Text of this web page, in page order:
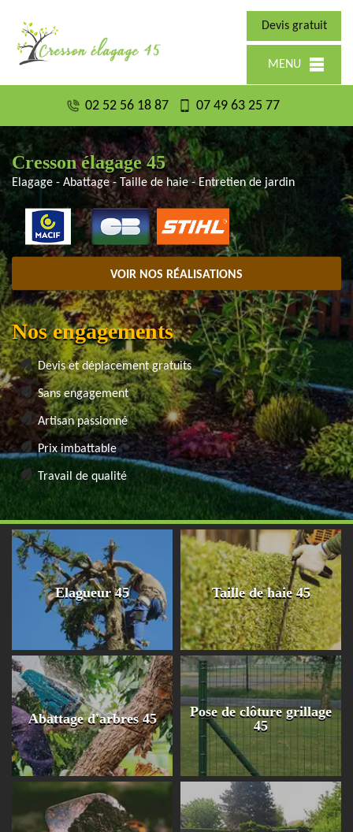
Devis gratuit
MENU
02 52 56 18 87 07 49 63 25 77
Cresson élagage 45
Elagage - Abattage - Taille de haie - Entretien de jardin
VOIR NOS RÉALISATIONS
Nos engagements
Devis et déplacement gratuits
Sans engagement
Artisan passionné
Prix imbattable
Travail de qualité
Elagueur 45 Taille de haie 45
Abattage d'arbres 45
Pose de clôture grillage
45